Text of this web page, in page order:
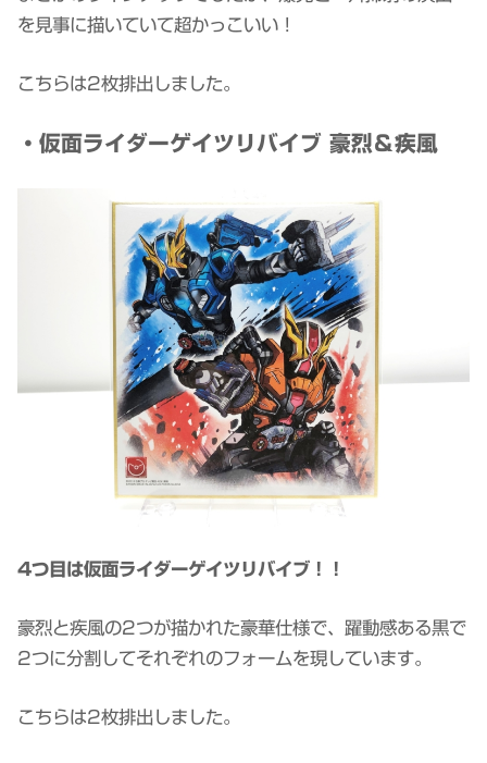
を見事に描いていて超かっこいい！
こちらは2枚排出しました。
・仮面ライダーゲイツリバイブ 豪烈＆疾風
4つ目は仮面ライダーゲイツリバイブ！！
豪烈と疾風の2つが描かれた豪華仕様で、躍動感ある黒で
2つに分割してそれぞれのフォームを現しています。
こちらは2枚排出しました。